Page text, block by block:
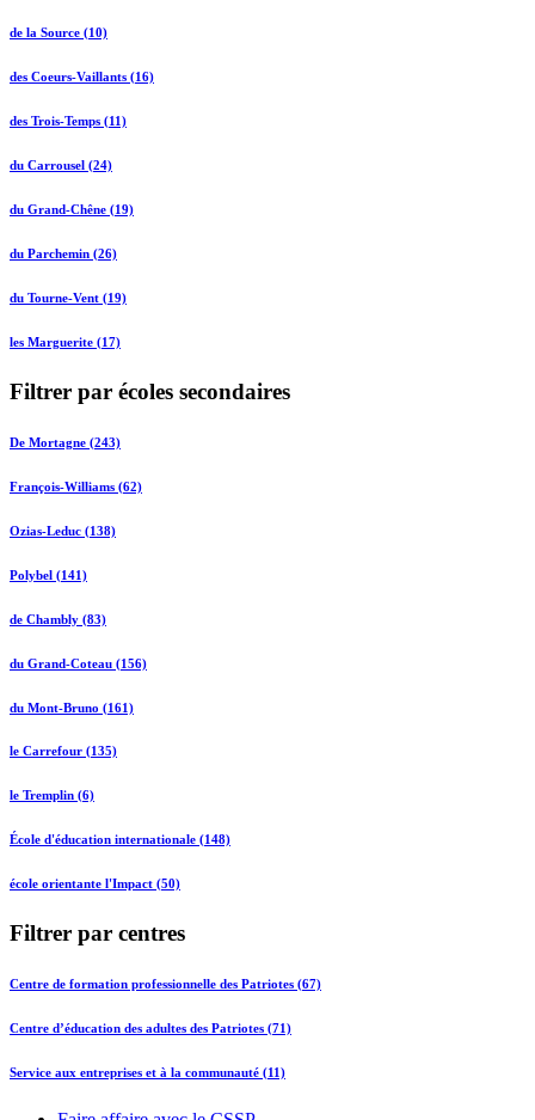
de la Source (10)
des Coeurs-Vaillants (16)
des Trois-Temps (11)
du Carrousel (24)
du Grand-Chêne (19)
du Parchemin (26)
du Tourne-Vent (19)
les Marguerite (17)
Filtrer par écoles secondaires
De Mortagne (243)
François-Williams (62)
Ozias-Leduc (138)
Polybel (141)
de Chambly (83)
du Grand-Coteau (156)
du Mont-Bruno (161)
le Carrefour (135)
le Tremplin (6)
École d'éducation internationale (148)
école orientante l'Impact (50)
Filtrer par centres
Centre de formation professionnelle des Patriotes (67)
Centre d’éducation des adultes des Patriotes (71)
Service aux entreprises et à la communauté (11)